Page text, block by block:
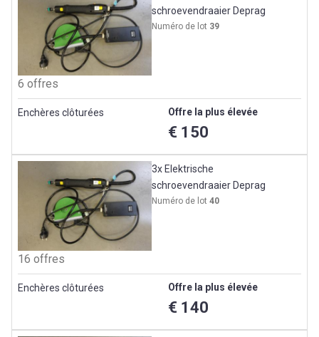
schroevendraaier Deprag
Numéro de lot 39
6 offres
Enchères clôturées Offre la plus élevée
€ 150
3x Elektrische
schroevendraaier Deprag
Numéro de lot40
16 offres
Enchères clôturées Offre la plus élevée
€ 140